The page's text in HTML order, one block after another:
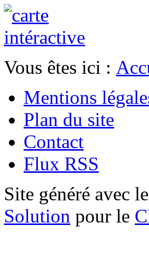
Vous êtes ici :
Mentions
Plan du site
Contact
Flux RSS
Site généré avec
Solution pour le